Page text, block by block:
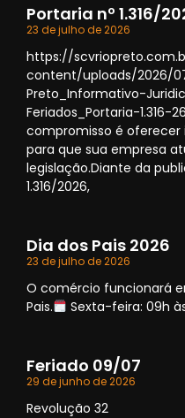
Portaria nº 1.316/
23 de julho de 2026
https://
content/uploads/2026/
Preto_Informativo-
Feriados_Portaria-1.316-
compromisso é oferecer
para que sua empresa
legislação.Diante da
1.316/2026,
Dia dos Pais 2026
23 de julho de 2026
O comércio funcionará
Pais.
Sexta-feira: 09h
Feriado 09/07
29 de junho de 2026
Revolução 32